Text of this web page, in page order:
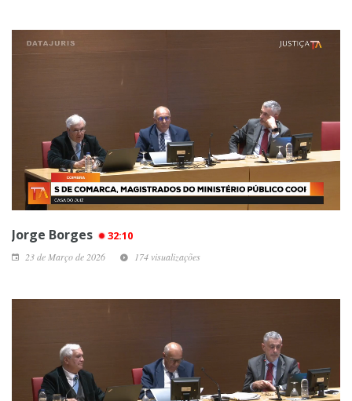
Jorge Borges 32:10
23 de Março de 2026 174 visualizações